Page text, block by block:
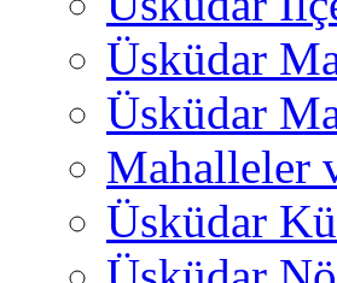
Üsküdar
Üsküdar
Mahalleler
Üsküdar